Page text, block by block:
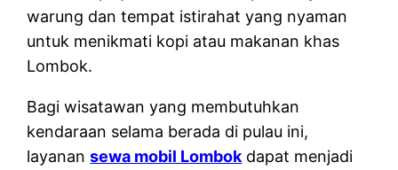
warung dan tempat istirahat yang nyaman
untuk menikmati kopi atau makanan khas
Lombok.
Bagi wisatawan yang membutuhkan
kendaraan selama berada di pulau ini,
layanansewa mobil Lombok dapat menjadi